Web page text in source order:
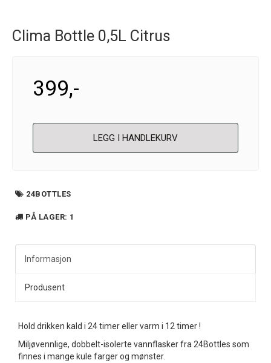
Clima Bottle 0,5L Citrus
399,-
LEGG I HANDLEKURV
24BOTTLES
PÅ LAGER: 1
Informasjon
Produsent
Hold drikken kald i 24 timer eller varm i 12 timer !
Miljøvennlige, dobbelt-isolerte vannflasker fra 24Bottles som
finnes i mange kule farger og mønster.